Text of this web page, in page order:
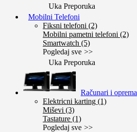
Uka Preporuka
Mobilni Telefoni
Fiksni telefoni (2)
Mobilni pametni telefoni (2)
Smartwatch (5)
Pogledaj sve
Uka Preporuka
Računari i oprema
Elektricni karting (1)
Miševi (3)
Tastature (1)
Pogledaj sve